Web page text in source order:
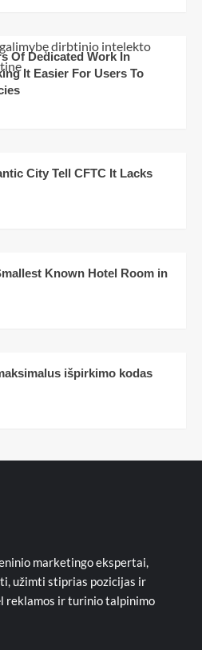
Of Dedicated Work In
It Easier For Users To
City Tell CFTC It Lacks
Known Hotel Room in
išpirkimo kodas
marketingo ekspertai,
užimti stiprias pozicijas ir
reklamos ir turinio talpinimo